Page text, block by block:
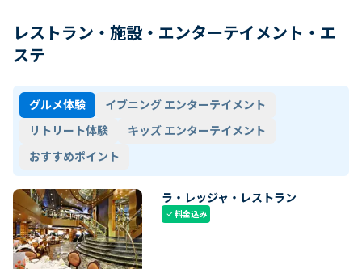
レストラン・施設・エンターテイメント・エ
ステ
グルメ体験
イブニング エンターテイメント
リトリート体験
キッズ エンターテイメント
おすすめポイント
ラ・レッジャ・レストラン
check料金込み